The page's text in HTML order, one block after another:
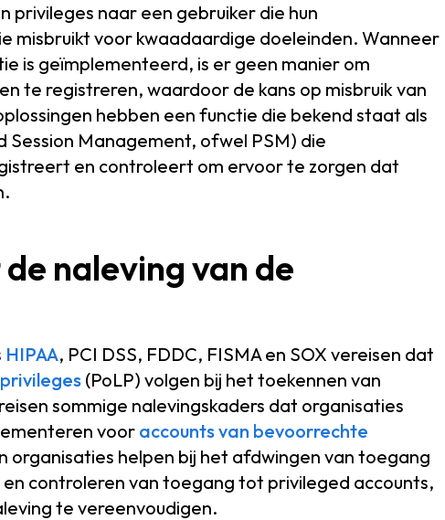
privileges naar een gebruiker die hun
misbruikt voor kwaadaardige doeleinden. Wanneer
is geïmplementeerd, is er geen manier om
te registreren, waardoor de kans op misbruik van
hebben een functie die bekend staat als
Management, ofwel PSM) die
en controleert om ervoor te zorgen dat
naleving van de
HIPAA, PCI DSS, FDDC, FISMA en SOX vereisen dat
(PoLP) volgen bij het toekennen van
sommige nalevingskaders dat organisaties
voor accounts van bevoorrechte
organisaties helpen bij het afdwingen van toegang
controleren van toegang tot privileged accounts,
te vereenvoudigen.